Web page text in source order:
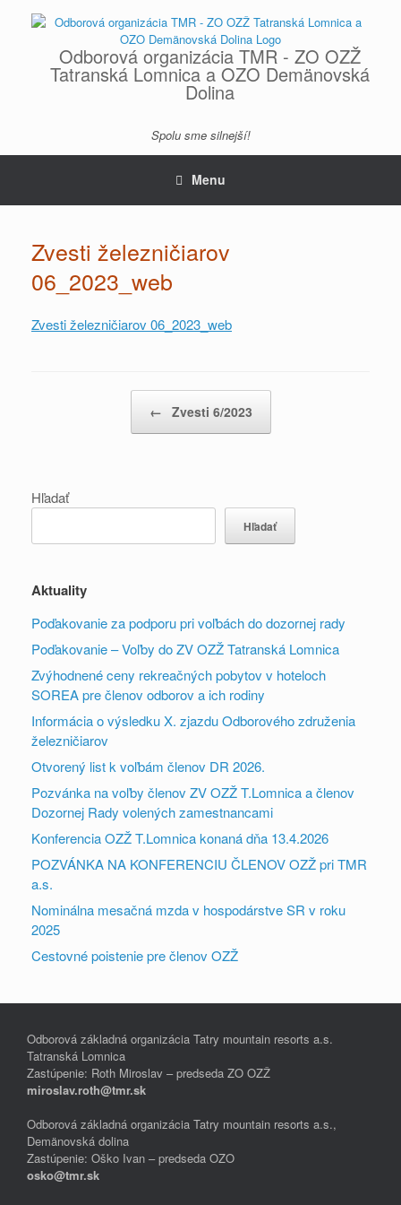
Odborová organizácia TMR - ZO OZŽ
Tatranská Lomnica a OZO Demänovská
Dolina
Spolu sme silnejší!
Menu
Zvesti železničiarov
06_2023_web
Zvesti železničiarov 06_2023_web
← Zvesti 6/2023
Hľadať
Hľadať
Aktuality
Poďakovanie za podporu pri voľbách do dozornej rady
Poďakovanie – Voľby do ZV OZŽ Tatranská Lomnica
Zvýhodnené ceny rekreačných pobytov v hoteloch
SOREA pre členov odborov a ich rodiny
Informácia o výsledku X. zjazdu Odborového združenia
železničiarov
Otvorený list k voľbám členov DR 2026.
Pozvánka na voľby členov ZV OZŽ T.Lomnica a členov
Dozornej Rady volených zamestnancami
Konferencia OZŽ T.Lomnica konaná dňa 13.4.2026
POZVÁNKA NA KONFERENCIU ČLENOV OZŽ pri TMR
a.s.
Nominálna mesačná mzda v hospodárstve SR v roku
2025
Cestovné poistenie pre členov OZŽ
Odborová základná organizácia Tatry mountain resorts a.s.
Tatranská Lomnica
Zastúpenie: Roth Miroslav – predseda ZO OZŽ
miroslav.roth@tmr.sk
Odborová základná organizácia Tatry mountain resorts a.s.,
Demänovská dolina
Zastúpenie: Oško Ivan – predseda OZO
osko@tmr.sk